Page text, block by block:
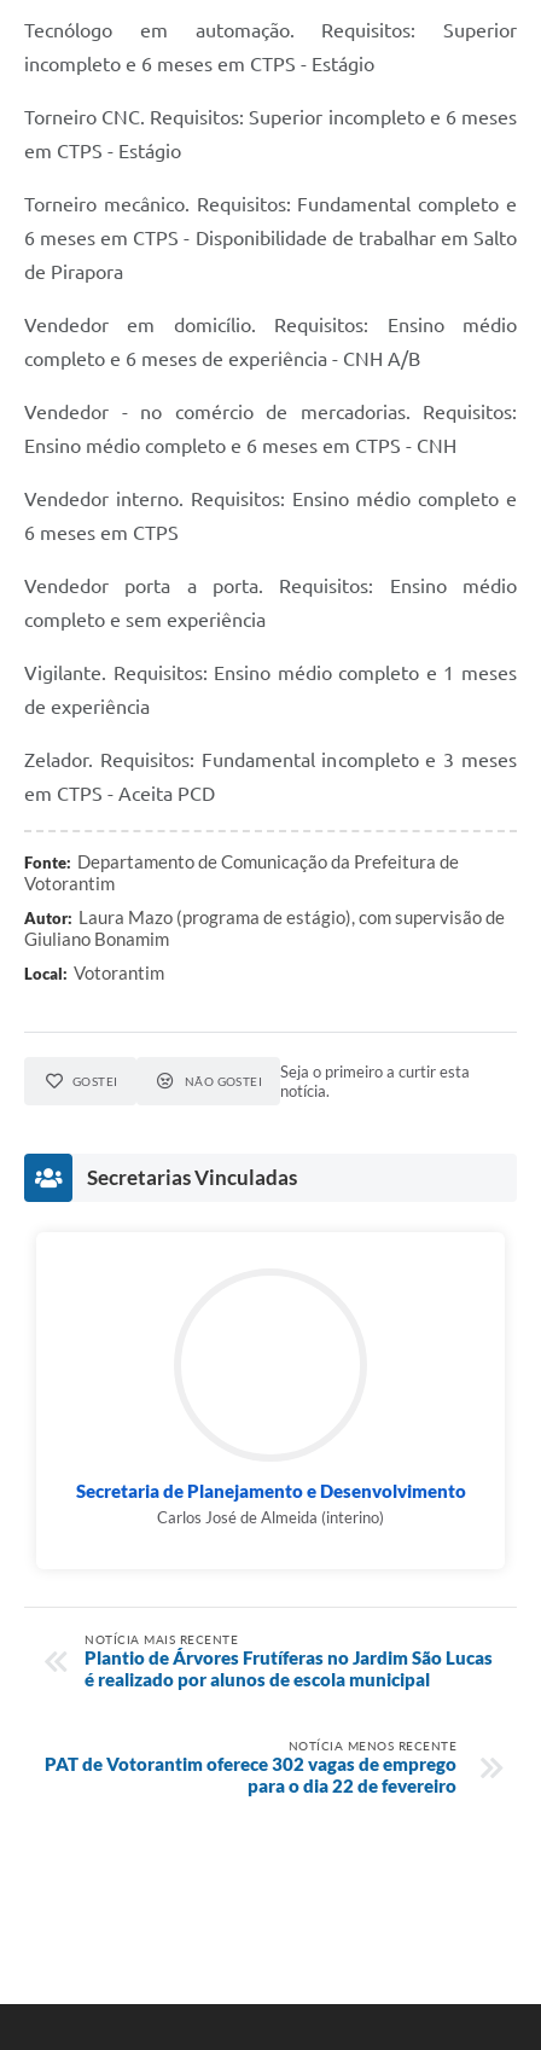
Tecnólogo em automação. Requisitos: Superior
incompleto e 6 meses em CTPS - Estágio
Torneiro CNC. Requisitos: Superior incompleto e 6 meses
em CTPS - Estágio
Torneiro mecânico. Requisitos: Fundamental completo e
6 meses em CTPS - Disponibilidade de trabalhar em Salto
de Pirapora
Vendedor em domicílio. Requisitos: Ensino médio
completo e 6 meses de experiência - CNH A/B
Vendedor - no comércio de mercadorias. Requisitos:
Ensino médio completo e 6 meses em CTPS - CNH
Vendedor interno. Requisitos: Ensino médio completo e
6 meses em CTPS
Vendedor porta a porta. Requisitos: Ensino médio
completo e sem experiência
Vigilante. Requisitos: Ensino médio completo e 1 meses
de experiência
Zelador. Requisitos: Fundamental incompleto e 3 meses
em CTPS - Aceita PCD
Fonte: Departamento de Comunicação da Prefeitura de
Votorantim
Autor: Laura Mazo (programa de estágio), com supervisão de
Giuliano Bonamim
Local: Votorantim
GOSTEI NÃO GOSTEI
Seja o primeiro a curtir esta
notícia.
Secretarias Vinculadas
Secretaria de Planejamento e Desenvolvimento
Carlos José de Almeida (interino)
NOTÍCIA MAIS RECENTE
Plantio de Árvores Frutíferas no Jardim São Lucas
é realizado por alunos de escola municipal
NOTÍCIA MENOS RECENTE
PAT de Votorantim oferece 302 vagas de emprego
para o dia 22 de fevereiro